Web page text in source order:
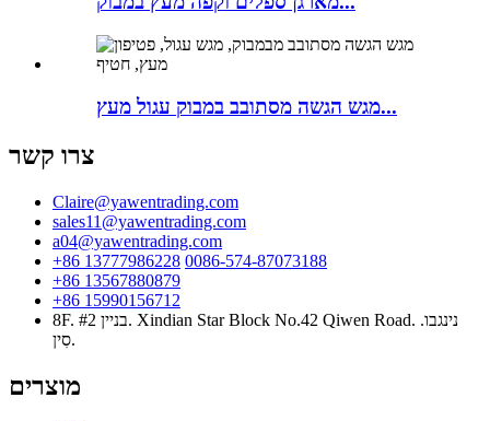
מגש הגשה מסתובב במבוק עגול מעץ...
צרו קשר
Claire@yawentrading.com
sales11@yawentrading.com
a04@yawentrading.com
+86 13777986228 0086-574-87073188
+86 13567880879
+86 15990156712
8F. #2 בניין. Xindian Star Block No.42 Qiwen Road. נינגבו.
סִין.
מוצרים